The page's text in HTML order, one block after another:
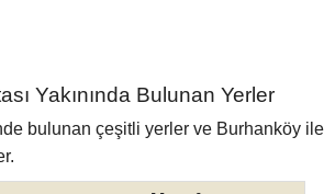
Yakınında Bulunan Yerler
bulunan çeşitli yerler ve Burhanköy ile